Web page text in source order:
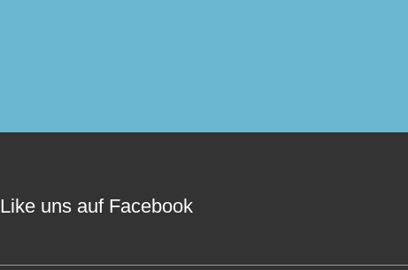
Like uns auf Facebook